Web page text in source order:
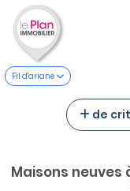
Fil d'ariane
de
Maisons neuves